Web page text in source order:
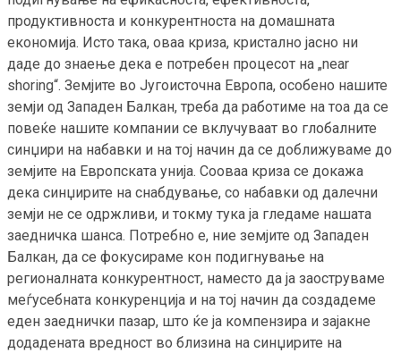
продуктивноста и конкурентноста на домашната
економија. Исто така, оваа криза, кристално јасно ни
даде до знаење дека е потребен процесот на „near
shoring“. Земјите во Југоисточна Европа, особено нашите
земји од Западен Балкан, треба да работиме на тоа да се
повеќе нашите компании се вклучуваат во глобалните
синџири на набавки и на тој начин да се доближуваме до
земјите на Европската унија. Сооваа криза се докажа
дека синџирите на снабдување, со набавки од далечни
земји не се одржливи, и токму тука ја гледаме нашата
заедничка шанса. Потребно е, ние земјите од Западен
Балкан, да се фокусираме кон подигнување на
регионалната конкурентност, наместо да ја заоструваме
меѓусебната конкуренција и на тој начин да создадеме
еден заеднички пазар, што ќе ја компензира и зајакне
додадената вредност во близина на синџирите на